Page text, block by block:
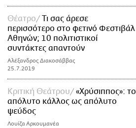
Θέατρο
Τι σας άρεσε
περισσότερο στο φετινό Φεστιβάλ
Αθηνών; 10 πολιτιστικοί
συντάκτες απαντούν
Αλέξανδρος Διακοσάββας
25.7.2019
Κριτική Θεάτρου
«Χρύσιππος»: το
απόλυτο κάλλος ως απόλυτο
ψεύδος
Λουίζα Αρκουμανέα